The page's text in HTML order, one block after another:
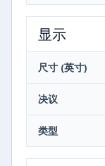
显示
尺寸 (英寸)
决议
类型